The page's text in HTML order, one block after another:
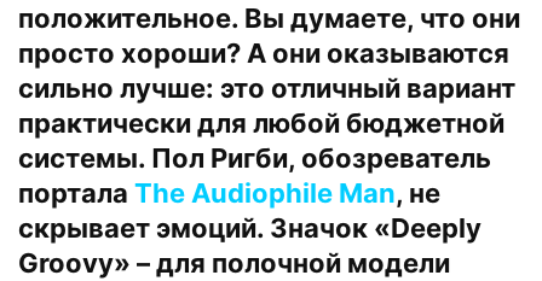
положительное. Вы думаете, что они
просто хороши? А они оказываются
сильно лучше: это отличный вариант
практически для любой бюджетной
системы. Пол Ригби, обозреватель
портала The Audiophile Man, не
скрывает эмоций. Значок «Deeply
Groovy» – для полочной модели